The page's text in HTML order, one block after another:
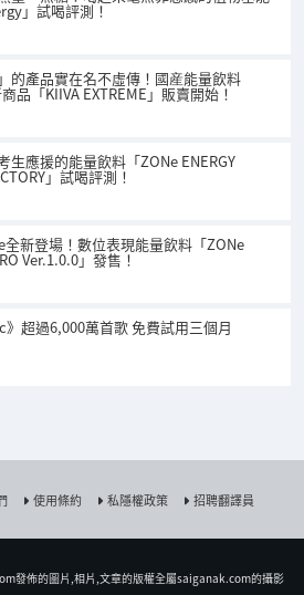
」試喝評測！
的產品實在名不虛傳！國産能量飲料
品「KIIVA EXTREME」販賣開始！
生應援的能量飲料「ZONe ENERGY
」試喝評測！
全新登場！數位表現能量飲料「ZONe
Ver.1.0.0」發售！
》超過6,000萬首歌 免費試用三個月
使用條約 私隱權政策 招聘翻譯員
發佈的圖片,相片,文章的版權全屬saiganak.com的攝影